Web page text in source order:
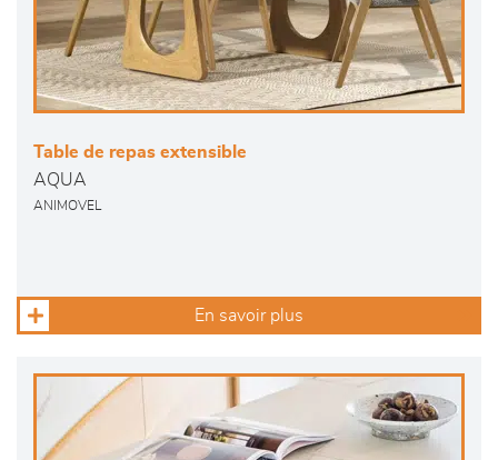
Table de repas extensible
AQUA
ANIMOVEL
En savoir plus